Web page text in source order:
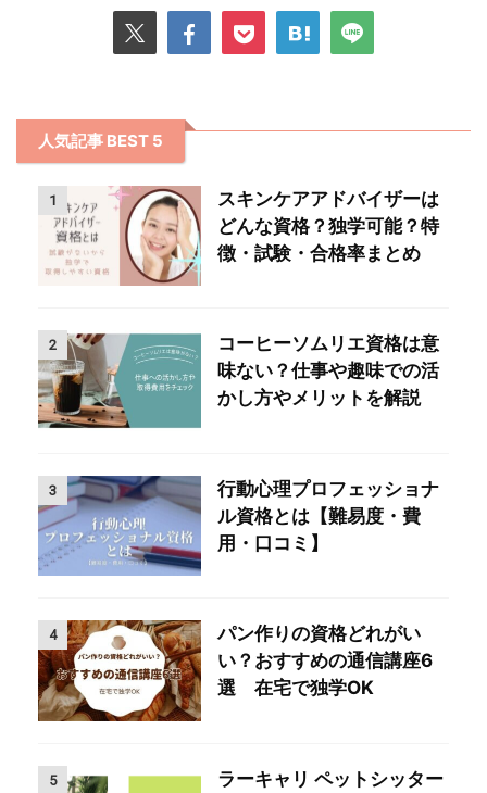
人気記事 BEST 5
1
スキンケアアドバイザーは
どんな資格？独学可能？特
徴・試験・合格率まとめ
2
コーヒーソムリエ資格は意
味ない？仕事や趣味での活
かし方やメリットを解説
3
行動心理プロフェッショナ
ル資格とは【難易度・費
用・口コミ】
4
パン作りの資格どれがい
い？おすすめの通信講座6
選 在宅で独学OK
5
ラーキャリ ペットシッター